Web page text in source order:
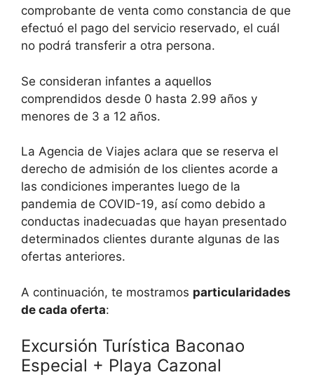
comprobante de venta como constancia de que
efectuó el pago del servicio reservado, el cuál
no podrá transferir a otra persona.
Se consideran infantes a aquellos
comprendidos desde 0 hasta 2.99 años y
menores de 3 a 12 años.
La Agencia de Viajes aclara que se reserva el
derecho de admisión de los clientes acorde a
las condiciones imperantes luego de la
pandemia de COVID-19, así como debido a
conductas inadecuadas que hayan presentado
determinados clientes durante algunas de las
ofertas anteriores.
A continuación, te mostramos particularidades
de cada oferta:
Excursión Turística Baconao
Especial + Playa Cazonal